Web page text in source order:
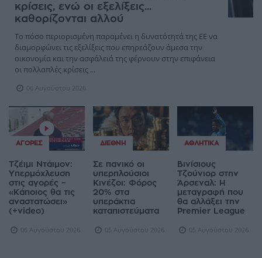
κρίσεις, ενώ οι εξελίξεις...
καθορίζονται αλλού
Το πόσο περιορισμένη παραμένει η δυνατότητά της ΕΕ να
διαμορφώνει τις εξελίξεις που επηρεάζουν άμεσα την
οικονομία και την ασφάλειά της φέρνουν στην επιφάνεια
οι πολλαπλές κρίσεις ...
06 Αυγούστου 2026
ΑΓΟΡΈΣ
Τζέιμι Ντάιμον:
Υπερμόχλευση
στις αγορές –
«Κάποιος θα τις
αναστατώσει»
(+video)
06 Αυγούστου 2026
ΔΙΕΘΝΉ
Σε πανικό οι
υπερπλούσιοι
Κινέζοι: Φόρος
20% στα
υπεράκτια
καταπιστεύματα
05 Αυγούστου 2026
ΑΘΛΗΤΙΚΆ
Βινίσιους
Τζούνιορ στην
Άρσεναλ: Η
μεταγραφή που
θα αλλάξει την
Premier League
05 Αυγούστου 2026